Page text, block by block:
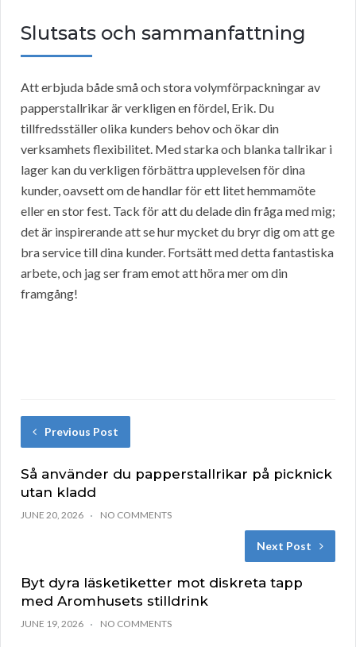
Slutsats och sammanfattning
Att erbjuda både små och stora volymförpackningar av
papperstallrikar är verkligen en fördel, Erik. Du
tillfredsställer olika kunders behov och ökar din
verksamhets flexibilitet. Med starka och blanka tallrikar i
lager kan du verkligen förbättra upplevelsen för dina
kunder, oavsett om de handlar för ett litet hemmamöte
eller en stor fest. Tack för att du delade din fråga med mig;
det är inspirerande att se hur mycket du bryr dig om att ge
bra service till dina kunder. Fortsätt med detta fantastiska
arbete, och jag ser fram emot att höra mer om din
framgång!
Previous Post
Så använder du papperstallrikar på picknick
utan kladd
JUNE 20, 2026 NO COMMENTS
Next Post
Byt dyra läsketiketter mot diskreta tapp
med Aromhusets stilldrink
JUNE 19, 2026 NO COMMENTS